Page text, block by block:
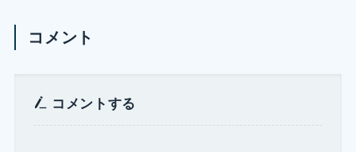
コメント
コメントする